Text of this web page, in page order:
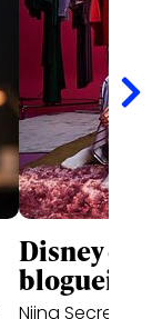
Disney
blogueiras
Niina Secrets,